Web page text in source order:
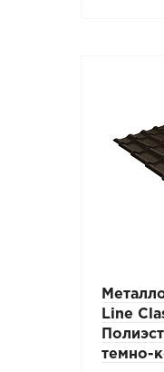
Line
темно-